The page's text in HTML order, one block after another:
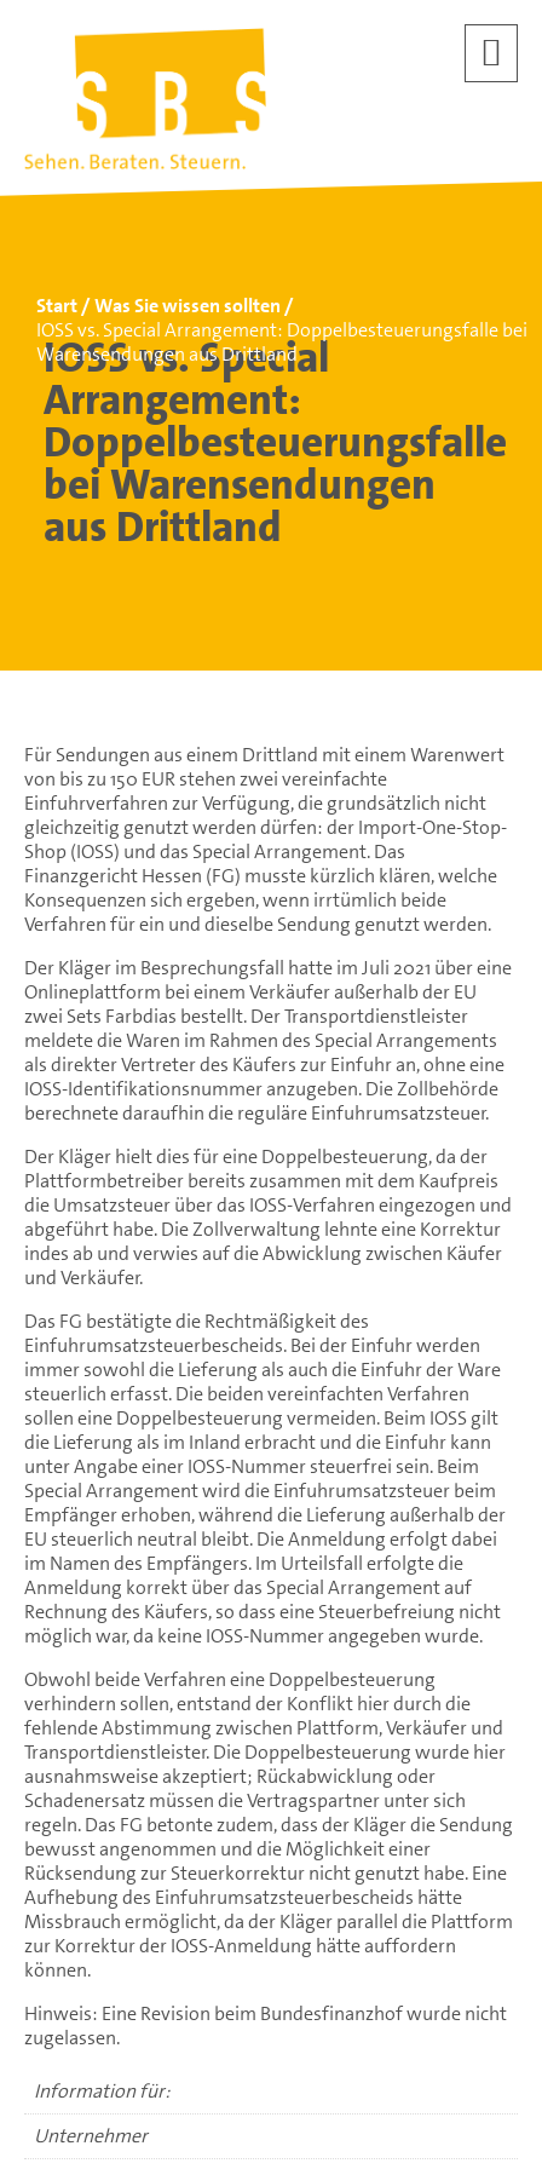
Start
Was Sie wissen sollten
IOSS vs. Special Arrangement: Doppelbesteuerungsfalle bei
Warensendungen aus Drittland
IOSS vs. Special
Arrangement:
Doppelbesteuerungsfalle
bei Warensendungen
aus Drittland
Für Sendungen aus einem Drittland mit einem Warenwert
von bis zu 150 EUR stehen zwei vereinfachte
Einfuhrverfahren zur Verfügung, die grundsätzlich nicht
gleichzeitig genutzt werden dürfen: der Import-One-Stop-
Shop (IOSS) und das Special Arrangement. Das
Finanzgericht Hessen (FG) musste kürzlich klären, welche
Konsequenzen sich ergeben, wenn irrtümlich beide
Verfahren für ein und dieselbe Sendung genutzt werden.
Der Kläger im Besprechungsfall hatte im Juli 2021 über eine
Onlineplattform bei einem Verkäufer außerhalb der EU
zwei Sets Farbdias bestellt. Der Transportdienstleister
meldete die Waren im Rahmen des Special Arrangements
als direkter Vertreter des Käufers zur Einfuhr an, ohne eine
IOSS-Identifikationsnummer anzugeben. Die Zollbehörde
berechnete daraufhin die reguläre Einfuhrumsatzsteuer.
Der Kläger hielt dies für eine Doppelbesteuerung, da der
Plattformbetreiber bereits zusammen mit dem Kaufpreis
die Umsatzsteuer über das IOSS-Verfahren eingezogen und
abgeführt habe. Die Zollverwaltung lehnte eine Korrektur
indes ab und verwies auf die Abwicklung zwischen Käufer
und Verkäufer.
Das FG bestätigte die Rechtmäßigkeit des
Einfuhrumsatzsteuerbescheids. Bei der Einfuhr werden
immer sowohl die Lieferung als auch die Einfuhr der Ware
steuerlich erfasst. Die beiden vereinfachten Verfahren
sollen eine Doppelbesteuerung vermeiden. Beim IOSS gilt
die Lieferung als im Inland erbracht und die Einfuhr kann
unter Angabe einer IOSS-Nummer steuerfrei sein. Beim
Special Arrangement wird die Einfuhrumsatzsteuer beim
Empfänger erhoben, während die Lieferung außerhalb der
EU steuerlich neutral bleibt. Die Anmeldung erfolgt dabei
im Namen des Empfängers. Im Urteilsfall erfolgte die
Anmeldung korrekt über das Special Arrangement auf
Rechnung des Käufers, so dass eine Steuerbefreiung nicht
möglich war, da keine IOSS-Nummer angegeben wurde.
Obwohl beide Verfahren eine Doppelbesteuerung
verhindern sollen, entstand der Konflikt hier durch die
fehlende Abstimmung zwischen Plattform, Verkäufer und
Transportdienstleister. Die Doppelbesteuerung wurde hier
ausnahmsweise akzeptiert; Rückabwicklung oder
Schadenersatz müssen die Vertragspartner unter sich
regeln. Das FG betonte zudem, dass der Kläger die Sendung
bewusst angenommen und die Möglichkeit einer
Rücksendung zur Steuerkorrektur nicht genutzt habe. Eine
Aufhebung des Einfuhrumsatzsteuerbescheids hätte
Missbrauch ermöglicht, da der Kläger parallel die Plattform
zur Korrektur der IOSS-Anmeldung hätte auffordern
können.
Hinweis: Eine Revision beim Bundesfinanzhof wurde nicht
zugelassen.
Information für:
Unternehmer